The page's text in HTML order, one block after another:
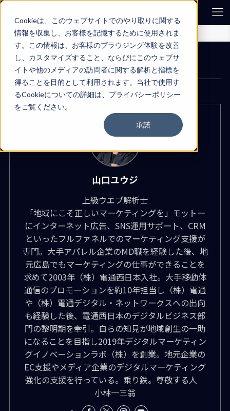
Cookieは、このウェブサイトでのやり取りに関する
情報を収集し、お客様を記憶するために使用されま
す。この情報は、お客様のブラウジング体験を改善
し、カスタマイズすること、ならびにこのウェブサ
イトや他のメディアの訪問者に関する解析と指標を
得ることを目的として利用されます。当社で使用す
るCookieについての詳細は、プライバシーポリシー
をご覧ください。
承諾
ホーム 山口ユウジの執筆記事
山口ユウジ – Author –
山口ユウジ
上級ウエブ解析士
「地域にこそ正しいマーケティングを」モットー
にインターネット広告、SNS運用サポート、CRM
といったフルファネルでのマーケティング支援が
専門。大手アパレル企業のMD職を経験した後、地
元広島でもマーケティングの仕事ができることを
求めて2003年（株）電通西日本入社。大手移動体
通信のプロモーションを約10年担当し（株）電通
や（株）電通デジタル・ネットワークスへの出向
も経験した後、電通西日本のデジタルビジネス部
門の黎明期を牽引。自らの知見が地域創生の一助
になることを目指し2019年デジタルマーケティン
グイノベーションラボ（株）を創業。地元企業の
EC支援やメディア企業のデジタルマーケティング
強化の支援を行っている。乗り鉄。尊敬する人
小林一三翁